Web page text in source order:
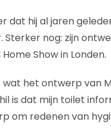
dat hij al jaren
nog: zijn
Show in Londen.
het ontwerp van
is dat mijn toilet
om redenen van